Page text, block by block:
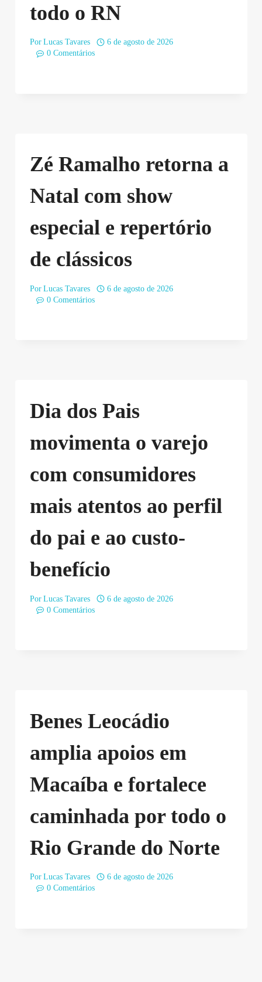
todo o RN
Por Lucas Tavares
6 de agosto de 2026
0 Comentários
Zé Ramalho retorna a
Natal com show
especial e repertório
de clássicos
Por Lucas Tavares
6 de agosto de 2026
0 Comentários
Dia dos Pais
movimenta o varejo
com consumidores
mais atentos ao perfil
do pai e ao custo-
benefício
Por Lucas Tavares
6 de agosto de 2026
0 Comentários
Benes Leocádio
amplia apoios em
Macaíba e fortalece
caminhada por todo o
Rio Grande do Norte
Por Lucas Tavares
6 de agosto de 2026
0 Comentários